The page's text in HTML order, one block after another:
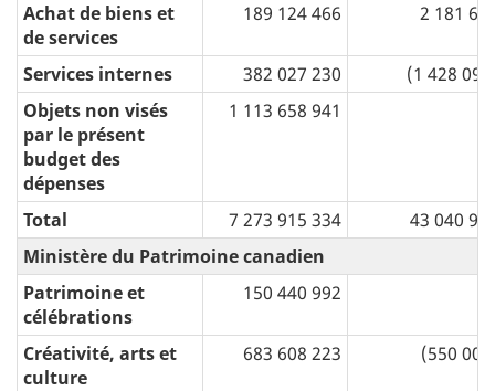
Achat de biens et
de services
189 124 466 2 181
Services internes 382 027 230
(1 428
Objets non visés
par le présent
budget des
dépenses
1 113 658 941
Total 7 273 915 334
43 040
Ministère du Patrimoine canadien
Patrimoine et
célébrations
150 440 992
Créativité, arts et
culture
683 608 223 (550